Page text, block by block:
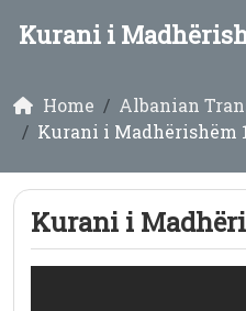
Kurani i
Home
Albanian
Kurani i Madhërishëm
Kurani i